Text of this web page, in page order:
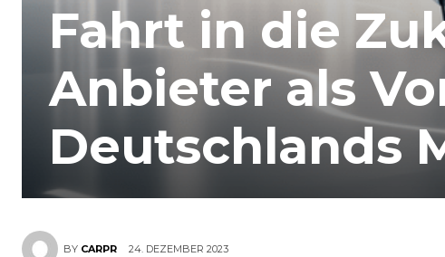
Fahrt in die
Anbieter als
Deutschlands
BY CARPR 24. DEZEMBER 2023